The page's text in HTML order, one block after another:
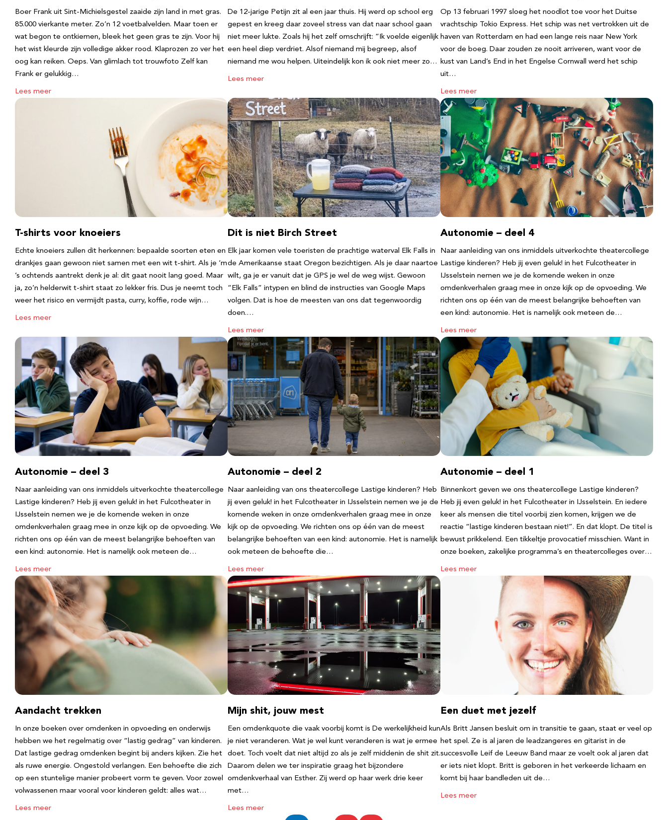
Boer Frank uit Sint-Michielsgestel zaaide zijn land in met gras.
85.000 vierkante meter. Zo’n 12 voetbalvelden. Maar toen er
wat begon te ontkiemen, bleek het geen gras te zijn. Voor hij
het wist kleurde zijn volledige akker rood. Klaprozen zo ver het
oog kan reiken. Oeps. Van glimlach tot trouwfoto Zelf kan
Frank er gelukkig…
Lees meer
De 12-jarige Petijn zit al een jaar thuis. Hij werd op school erg
gepest en kreeg daar zoveel stress van dat naar school gaan
niet meer lukte. Zoals hij het zelf omschrijft: “Ik voelde eigenlijk
een heel diep verdriet. Alsof niemand mij begreep, alsof
niemand me wou helpen. Uiteindelijk kon ik ook niet meer zo…
Lees meer
Op 13 februari 1997 sloeg het noodlot toe voor het Duitse
vrachtschip Tokio Express. Het schip was net vertrokken uit de
haven van Rotterdam en had een lange reis naar New York
voor de boeg. Daar zouden ze nooit arriveren, want voor de
kust van Land’s End in het Engelse Cornwall werd het schip
uit…
Lees meer
T-shirts voor knoeiers
Echte knoeiers zullen dit herkennen: bepaalde soorten eten en
drankjes gaan gewoon niet samen met een wit t-shirt. Als je ‘m
’s ochtends aantrekt denk je al: dit gaat nooit lang goed. Maar
ja, zo’n helderwit t-shirt staat zo lekker fris. Dus je neemt toch
weer het risico en vermijdt pasta, curry, koffie, rode wijn…
Lees meer
Dit is niet Birch Street
Elk jaar komen vele toeristen de prachtige waterval Elk Falls in
de Amerikaanse staat Oregon bezichtigen. Als je daar naartoe
wilt, ga je er vanuit dat je GPS je wel de weg wijst. Gewoon
“Elk Falls” intypen en blind de instructies van Google Maps
volgen. Dat is hoe de meesten van ons dat tegenwoordig
doen.…
Lees meer
Autonomie – deel 4
Naar aanleiding van ons inmiddels uitverkochte theatercollege
Lastige kinderen? Heb jij even geluk! in het Fulcotheater in
IJsselstein nemen we je de komende weken in onze
omdenkverhalen graag mee in onze kijk op de opvoeding. We
richten ons op één van de meest belangrijke behoeften van
een kind: autonomie. Het is namelijk ook meteen de…
Lees meer
Autonomie – deel 3
Naar aanleiding van ons inmiddels uitverkochte theatercollege
Lastige kinderen? Heb jij even geluk! in het Fulcotheater in
IJsselstein nemen we je de komende weken in onze
omdenkverhalen graag mee in onze kijk op de opvoeding. We
richten ons op één van de meest belangrijke behoeften van
een kind: autonomie. Het is namelijk ook meteen de…
Lees meer
Autonomie – deel 2
Naar aanleiding van ons theatercollege Lastige kinderen? Heb
jij even geluk! in het Fulcotheater in IJsselstein nemen we je de
komende weken in onze omdenkverhalen graag mee in onze
kijk op de opvoeding. We richten ons op één van de meest
belangrijke behoeften van een kind: autonomie. Het is namelijk
ook meteen de behoefte die…
Lees meer
Autonomie – deel 1
Binnenkort geven we ons theatercollege Lastige kinderen?
Heb jij even geluk! in het Fulcotheater in IJsselstein. En iedere
keer als mensen die titel voorbij zien komen, krijgen we de
reactie “lastige kinderen bestaan niet!”. En dat klopt. De titel is
bewust prikkelend. Een tikkeltje provocatief misschien. Want in
onze boeken, zakelijke programma’s en theatercolleges over…
Lees meer
Aandacht trekken
In onze boeken over omdenken in opvoeding en onderwijs
hebben we het regelmatig over “lastig gedrag” van kinderen.
Dat lastige gedrag omdenken begint bij anders kijken. Zie het
als ruwe energie. Ongestold verlangen. Een behoefte die zich
op een stuntelige manier probeert vorm te geven. Voor zowel
volwassenen maar vooral voor kinderen geldt: alles wat…
Lees meer
Mijn shit, jouw mest
Een omdenkquote die vaak voorbij komt is De werkelijkheid kun
je niet veranderen. Wat je wel kunt veranderen is wat je ermee
doet. Toch voelt dat niet altijd zo als je zelf middenin de shit zit.
Daarom delen we ter inspiratie graag het bijzondere
omdenkverhaal van Esther. Zij werd op haar werk drie keer
met…
Lees meer
Een duet met jezelf
Als Britt Jansen besluit om in transitie te gaan, staat er veel op
het spel. Ze is al jaren de leadzangeres en gitarist in de
succesvolle Leif de Leeuw Band maar ze voelt ook al jaren dat
er iets niet klopt. Britt is geboren in het verkeerde lichaam en
komt bij haar bandleden uit de…
Lees meer